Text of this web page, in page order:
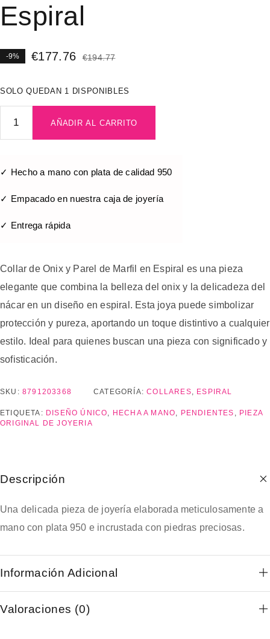
Espiral
-9% €194.77
€177.76
SOLO QUEDAN 1 DISPONIBLES
AÑADIR AL CARRITO
✓ Hecho a mano con plata de calidad 950
✓ Empacado en nuestra caja de joyería
✓ Entrega rápida
Collar de Onix y Parel de Marfil en Espiral es una pieza
elegante que combina la belleza del onix y la delicadeza del
nácar en un diseño en espiral. Esta joya puede simbolizar
protección y pureza, aportando un toque distintivo a cualquier
estilo. Ideal para quienes buscan una pieza con significado y
sofisticación.
SKU: 8791203368 CATEGORÍA:COLLARES, ESPIRAL
ETIQUETA: DISEÑO ÚNICO, HECHA A MANO, PENDIENTES , PIEZA
ORIGINAL DE JOYERIA
Descripción
Una delicada pieza de joyería elaborada meticulosamente a
mano con plata 950 e incrustada con piedras preciosas.
Información Adicional
Valoraciones (0)